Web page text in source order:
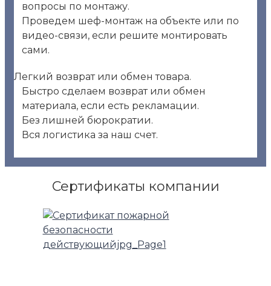
вопросы по монтажу.
Проведем шеф-монтаж на объекте или по
видео-связи, если решите монтировать
сами.
Легкий возврат или обмен товара.
Быстро сделаем возврат или обмен
материала, если есть рекламации.
Без лишней бюрократии.
Вся логистика за наш счет.
Сертификаты компании